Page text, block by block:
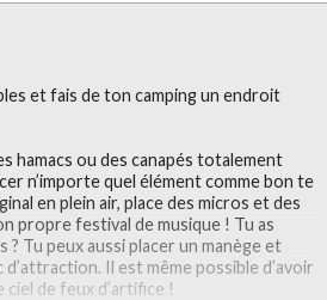
et fais de ton camping un endroit
hamacs ou des canapés totalement
n’importe quel élément comme bon te
en plein air, place des micros et des
propre festival de musique ! Tu as
Tu peux aussi placer un manège et
Il est même possible d’avoir
ciel de feux d’artifice !